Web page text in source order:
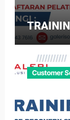
Customer